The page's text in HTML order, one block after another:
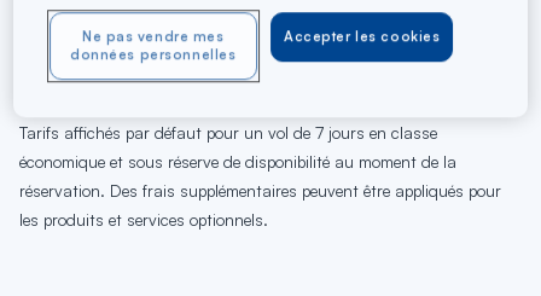
08
Sa
09
Di
10
Lu
11
Ma
Me
Je
14
Ve
15
Sa
16
Di
17
Lu
Tarifs affichés par défaut pour un vol de 7 jours en classe
économique et sous réserve de disponibilité au moment de la
réservation. Des frais supplémentaires peuvent être appliqués pour
les produits et services optionnels.
Accepter les cookies
Ne pas vendre mes
données personnelles